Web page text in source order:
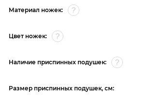
Материал ножек:
Цвет ножек:
Наличие приспинных подушек:
Размер приспинных подушек, см: